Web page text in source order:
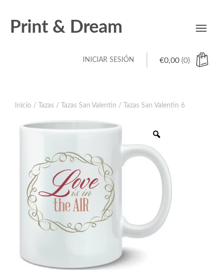
Print & Dream
Toggle
€0,00 (0)
INICIAR SESIÓN
Inicio / Tazas / Tazas San Valentin / Tazas San Valentin 6